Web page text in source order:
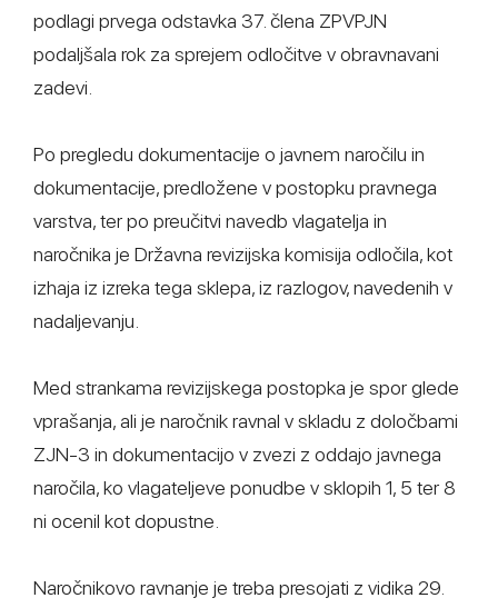
podlagi prvega odstavka 37. člena ZPVPJN
podaljšala rok za sprejem odločitve v obravnavani
zadevi.
Po pregledu dokumentacije o javnem naročilu in
dokumentacije, predložene v postopku pravnega
varstva, ter po preučitvi navedb vlagatelja in
naročnika je Državna revizijska komisija odločila, kot
izhaja iz izreka tega sklepa, iz razlogov, navedenih v
nadaljevanju.
Med strankama revizijskega postopka je spor glede
vprašanja, ali je naročnik ravnal v skladu z določbami
ZJN-3 in dokumentacijo v zvezi z oddajo javnega
naročila, ko vlagateljeve ponudbe v sklopih 1, 5 ter 8
ni ocenil kot dopustne.
Naročnikovo ravnanje je treba presojati z vidika 29.